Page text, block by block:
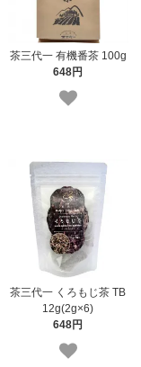
茶三代一 有機番茶 100g
648円
茶三代一 くろもじ茶 TB
12g(2g×6)
648円